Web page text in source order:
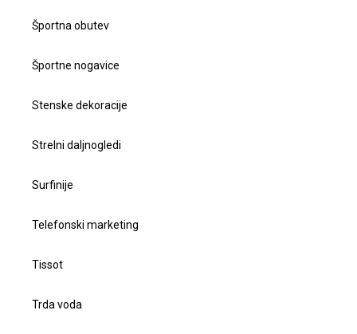
Športna obutev
Športne nogavice
Stenske dekoracije
Strelni daljnogledi
Surfinije
Telefonski marketing
Tissot
Trda voda